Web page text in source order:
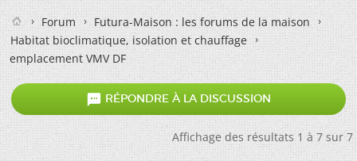
Forum
Futura-Maison : les forums de la maison
Habitat bioclimatique, isolation et chauffage
emplacement VMV DF
 RÉPONDRE À LA DISCUSSION
Affichage des résultats 1 à 7 sur 7